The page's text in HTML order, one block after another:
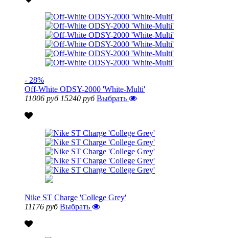
- 28%
Off-White ODSY-2000 'White-Multi'
11006 руб 15240 руб Выбрать
Nike ST Charge 'College Grey'
11176 руб Выбрать